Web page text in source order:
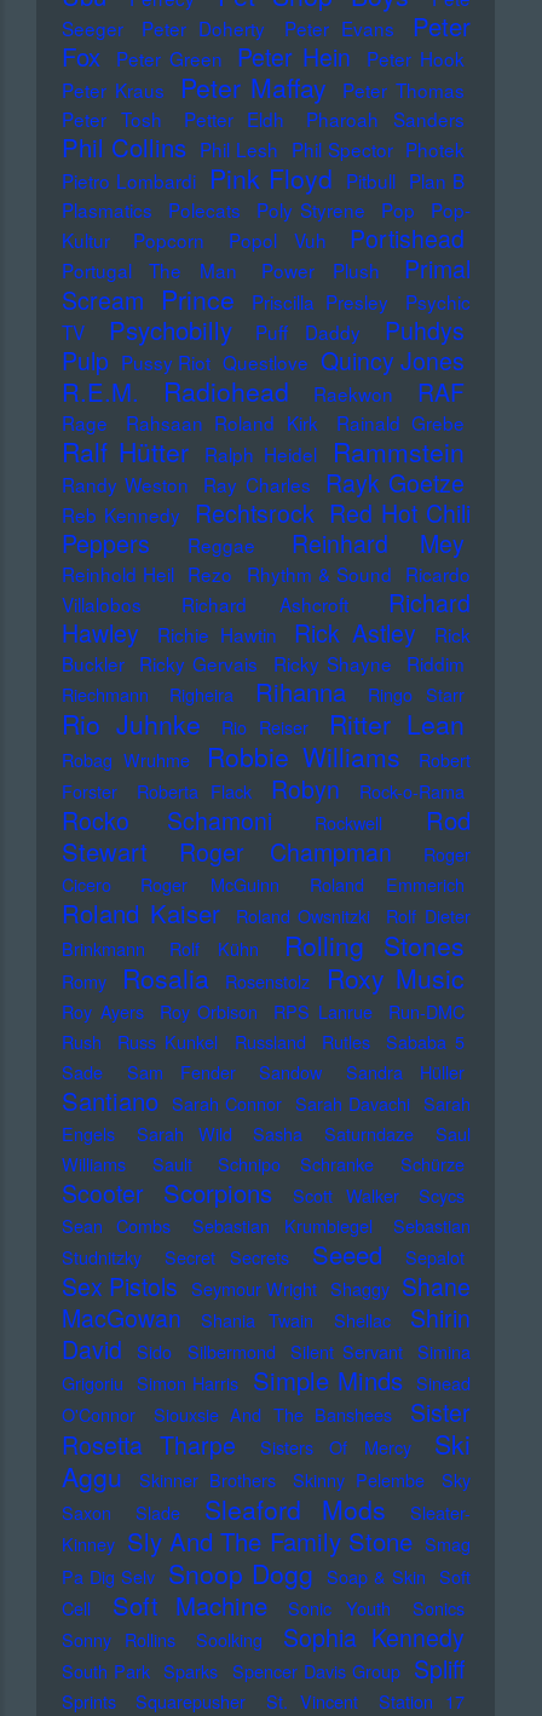
Seeger
Peter Doherty Peter Evans
Peter
Fox
Peter Green Peter Hein
Peter Hook
Peter Kraus
Peter Maffay
Peter Thomas
Peter Tosh
Petter Eldh Pharoah Sanders
Phil Collins Phil Lesh Phil Spector Photek
Pietro Lombardi
Pink Floyd Pitbull Plan B
Plasmatics
Polecats Poly Styrene Pop
Pop-
Kultur
Popcorn Popol Vuh Portishead
Portugal The Man Power Plush
Primal
Scream
Prince Priscilla Presley
Psychic
TV
Psychobilly Puff Daddy
Puhdys
Pulp Pussy Riot Questlove Quincy Jones
R.E.M. Radiohead Raekwon RAF
Rage Rahsaan Roland Kirk Rainald Grebe
Ralf Hütter Ralph Heidel Rammstein
Randy Weston Ray Charles Rayk Goetze
Reb Kennedy Rechtsrock Red Hot Chili
Peppers
Reggae Reinhard Mey
Reinhold Heil Rezo Rhythm & Sound Ricardo
Villalobos
Richard Ashcroft
Richard
Hawley
Richie Hawtin Rick Astley
Rick
Buckler
Ricky Gervais Ricky Shayne Riddim
Riechmann Righeira Rihanna Ringo Starr
Rio Juhnke Rio Reiser Ritter Lean
Robag Wruhme Robbie Williams
Robert
Forster
Roberta Flack Robyn Rock-o-Rama
Rocko Schamoni Rockwell
Rod
Stewart
Roger Champman
Roger
Cicero
Roger McGuinn Roland Emmerich
Roland Kaiser Roland Owsnitzki
Rolf Dieter
Brinkmann
Rolf Kühn Rolling Stones
Romy Rosalia Rosenstolz Roxy Music
Roy Ayers Roy Orbison RPS Lanrue
Run-DMC
Rush
Russ Kunkel Russland Rutles
Sababa 5
Sade
Sam Fender Sandow Sandra Hüller
Santiano Sarah Connor Sarah Davachi Sarah
Engels
Sarah Wild Sasha Saturndaze
Saul
Williams
Sault Schnipo Schranke Schürze
Scooter Scorpions Scott Walker
Scycs
Sean Combs
Sebastian Krumbiegel
Sebastian
Studnitzky
Secret Secrets Seeed Sepalot
Sex Pistols Seymour Wright Shaggy Shane
MacGowan
Shania Twain Shellac
Shirin
David
Sido Silbermond Silent Servant Simina
Grigoriu Simon Harris Simple Minds Sinead
O'Connor
Siouxsie And The Banshees
Sister
Rosetta Tharpe
Sisters Of Mercy
Ski
Aggu
Skinner Brothers Skinny Pelembe
Sky
Saxon
Slade Sleaford Mods
Sleater-
Kinney Sly And The Family Stone Smag
Pa Dig Selv Snoop Dogg Soap & Skin Soft
Cell
Soft Machine Sonic Youth
Sonics
Sonny Rollins
Soolking Sophia Kennedy
South Park Sparks Spencer Davis Group Spliff
Sprints Squarepusher St. Vincent
Station 17